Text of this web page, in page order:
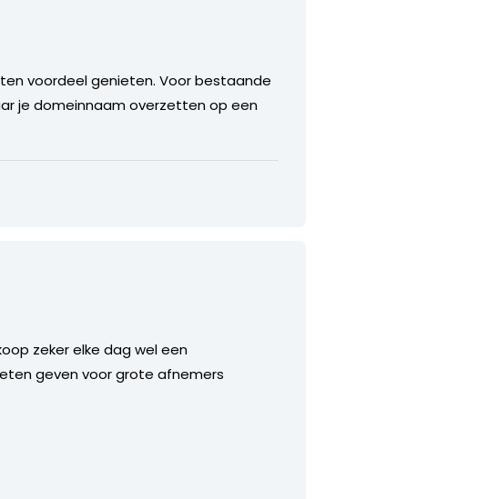
voordeel genieten. Voor bestaande
je domeinnaam overzetten op een
zeker elke dag wel een
geven voor grote afnemers